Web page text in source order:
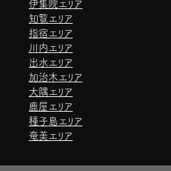
伊集院エリア
知覧エリア
指宿エリア
川内エリア
出水エリア
加治木エリア
大隅エリア
鹿屋エリア
種子島エリア
奄美エリア